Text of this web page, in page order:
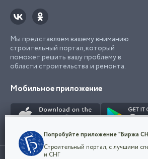
Мы представляем вашему вниманию
строительный портал, который
поможет решить вашу проблему в
области строительства и ремонта.
Мобильное приложение
Использование сайта, в том числе подача
Конфиденциальность
Мы используем файлы cookie, чтобы
наш сайт удобным для каждого
Попробуйте приложение "Биржа
Строительный портал, с лучшими
и СНГ